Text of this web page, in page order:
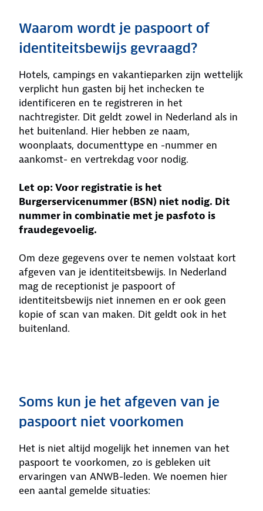
Waarom wordt je paspoort of
identiteitsbewijs gevraagd?
Hotels, campings en vakantieparken zijn wettelijk
verplicht hun gasten bij het inchecken te
identificeren en te registreren in het
nachtregister. Dit geldt zowel in Nederland als in
het buitenland. Hier hebben ze naam,
woonplaats, documenttype en -nummer en
aankomst- en vertrekdag voor nodig.
Let op: Voor registratie is het
Burgerservicenummer (BSN) niet nodig. Dit
nummer in combinatie met je pasfoto is
fraudegevoelig.
Om deze gegevens over te nemen volstaat kort
afgeven van je identiteitsbewijs. In Nederland
mag de receptionist je paspoort of
identiteitsbewijs niet innemen en er ook geen
kopie of scan van maken. Dit geldt ook in het
buitenland.
Soms kun je het afgeven van je
paspoort niet voorkomen
Het is niet altijd mogelijk het innemen van het
paspoort te voorkomen, zo is gebleken uit
ervaringen van ANWB-leden. We noemen hier
een aantal gemelde situaties: